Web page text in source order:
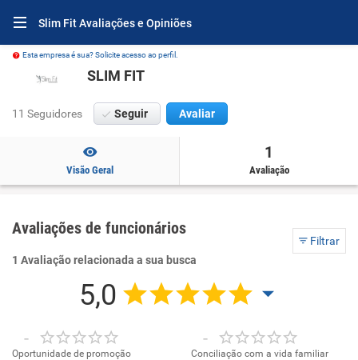
Slim Fit Avaliações e Opiniões
Esta empresa é sua? Solicite acesso ao perfil.
SLIM FIT
11 Seguidores Seguir Avaliar
Visão Geral
1
Avaliação
Avaliações de funcionários
Filtrar
1 Avaliação relacionada a sua busca
5,0
-
Oportunidade de promoção
-
Conciliação com a vida familiar